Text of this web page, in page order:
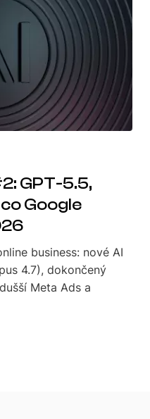
GPT-5.5,
Google
business: nové AI
4.7), dokončený
Meta Ads a